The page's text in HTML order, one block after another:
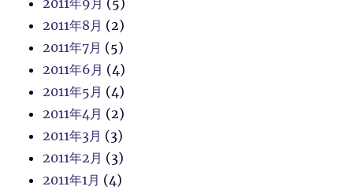
2011年9月 (5)
2011年8月 (2)
2011年7月 (5)
2011年6月 (4)
2011年5月 (4)
2011年4月 (2)
2011年3月 (3)
2011年2月 (3)
2011年1月 (4)